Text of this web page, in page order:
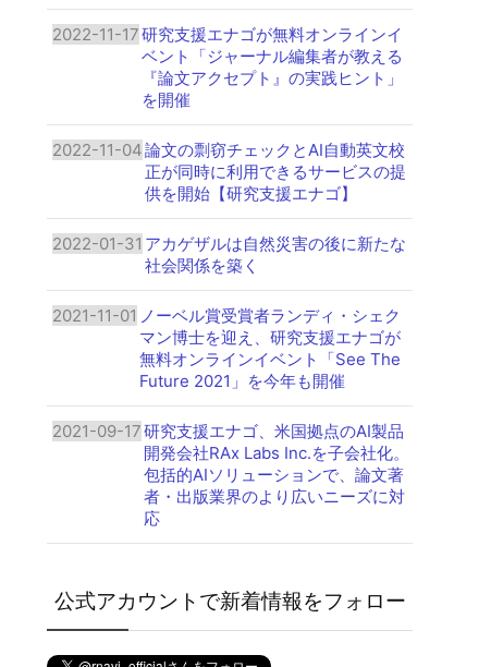
2022-11-17研究支援エナゴが無料オンラインイ
ベント「ジャーナル編集者が教える
『論文アクセプト』の実践ヒント」
を開催
2022-11-04論文の剽窃チェックとAI自動英文校
正が同時に利用できるサービスの提
供を開始【研究支援エナゴ】
2022-01-31 アカゲザルは自然災害の後に新たな
社会関係を築く
2021-11-01 ノーベル賞受賞者ランディ・シェク
マン博士を迎え、研究支援エナゴが
無料オンラインイベント「See The
Future 2021」を今年も開催
2021-09-17研究支援エナゴ、米国拠点のAI製品
開発会社RAx Labs Inc.を子会社化。
包括的AIソリューションで、論文著
者・出版業界のより広いニーズに対
応
公式アカウントで新着情報をフォロー